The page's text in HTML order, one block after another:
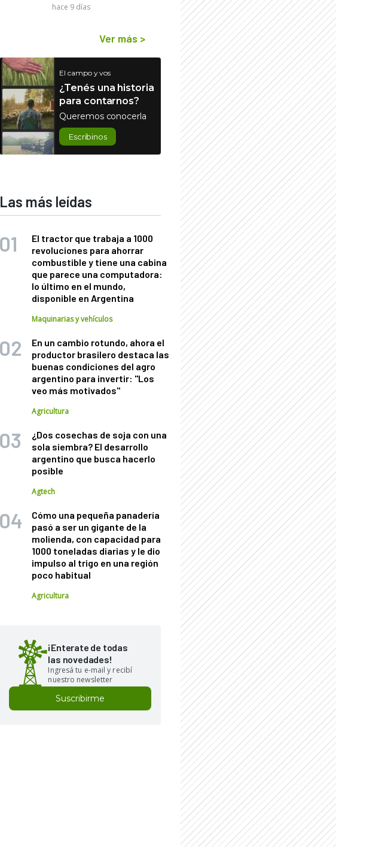
hace 9 días
Ver más >
El campo y vos
¿Tenés una historia
para contarnos?
Queremos conocerla
Escribinos
Las más leídas
El tractor que trabaja a 1000
revoluciones para ahorrar
combustible y tiene una cabina
que parece una computadora:
lo último en el mundo,
disponible en Argentina
Maquinarias y vehículos
En un cambio rotundo, ahora el
productor brasilero destaca las
buenas condiciones del agro
argentino para invertir: "Los
veo más motivados"
Agricultura
¿Dos cosechas de soja con una
sola siembra? El desarrollo
argentino que busca hacerlo
posible
Agtech
Cómo una pequeña panadería
pasó a ser un gigante de la
molienda, con capacidad para
1000 toneladas diarias y le dio
impulso al trigo en una región
poco habitual
Agricultura
¡Enterate de todas
las novedades!
Ingresá tu e-mail y recibí
nuestro newsletter
Suscribirme